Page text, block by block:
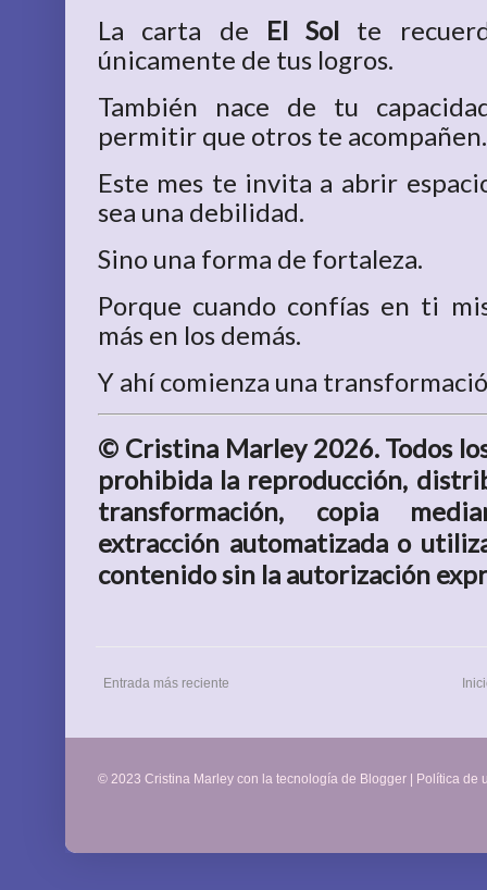
La carta de El Sol te
únicamente de tus logros.
También nace de tu
permitir que otros te acompañen.
Este mes te invita a abrir
sea una debilidad.
Sino una forma de fortaleza.
Porque cuando confías en ti
más en los demás.
Y ahí comienza una
© Cristina Marley 2026. Todos
prohibida la reproducción,
transformación, copia
extracción automatizada o
contenido sin la autorización
Entrada más reciente
© 2023 Cristina Marley con la tecnología de Blogger | Política de